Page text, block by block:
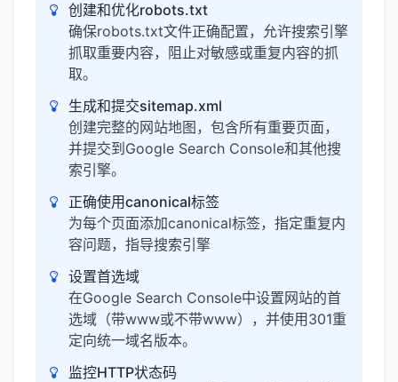
创建和优化robots.txt
确保robots.txt文件正确配置，允许搜索引擎
抓取重要内容，阻止对敏感或重复内容的抓
取。
生成和提交sitemap.xml
创建完整的网站地图，包含所有重要页面，
并提交到Google Search Console和其他搜
索引擎。
正确使用canonical标签
为每个页面添加canonical标签，指定重复内
容问题，指导搜索引擎
设置首选域
在Google Search Console中设置网站的首
选域（带www或不带www），并使用301重
定向统一域名版本。
监控HTTP状态码